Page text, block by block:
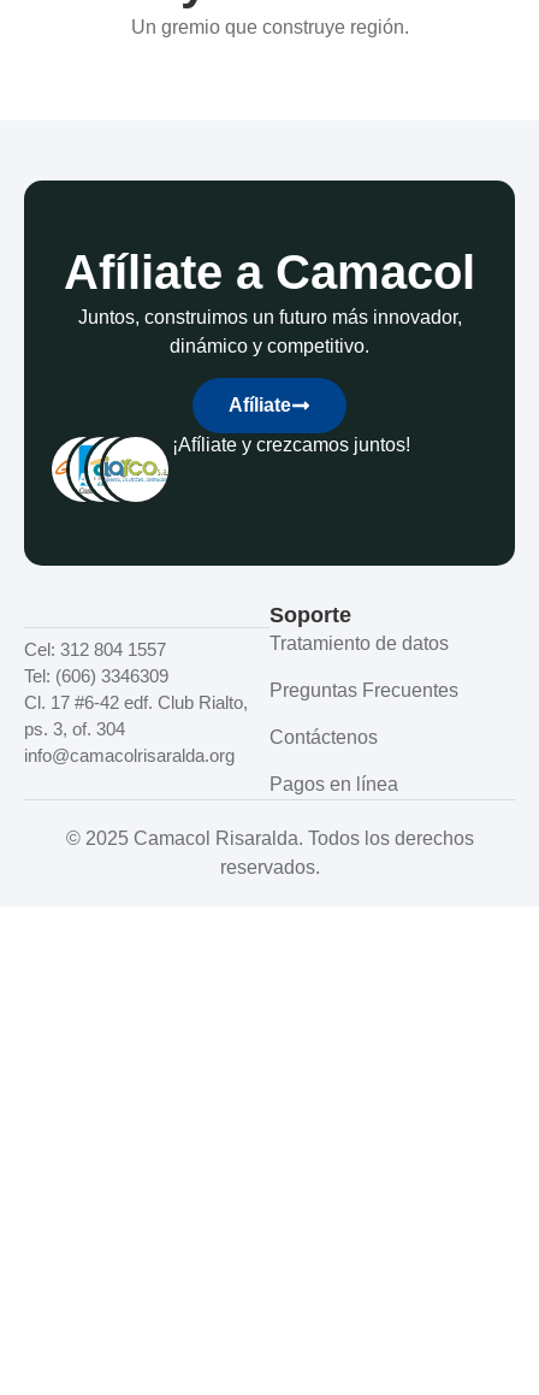
Un gremio que construye región.
Afíliate a Camacol
Juntos, construimos un futuro más innovador,
dinámico y competitivo.
Afíliate
¡Afíliate y crezcamos juntos!
Cel: 312 804 1557
Tel: (606) 3346309
Cl. 17 #6-42 edf. Club Rialto,
ps. 3, of. 304
info@camacolrisaralda.org
Soporte
Tratamiento de datos
Preguntas Frecuentes
Contáctenos
Pagos en línea
© 2025 Camacol Risaralda. Todos los derechos
reservados.